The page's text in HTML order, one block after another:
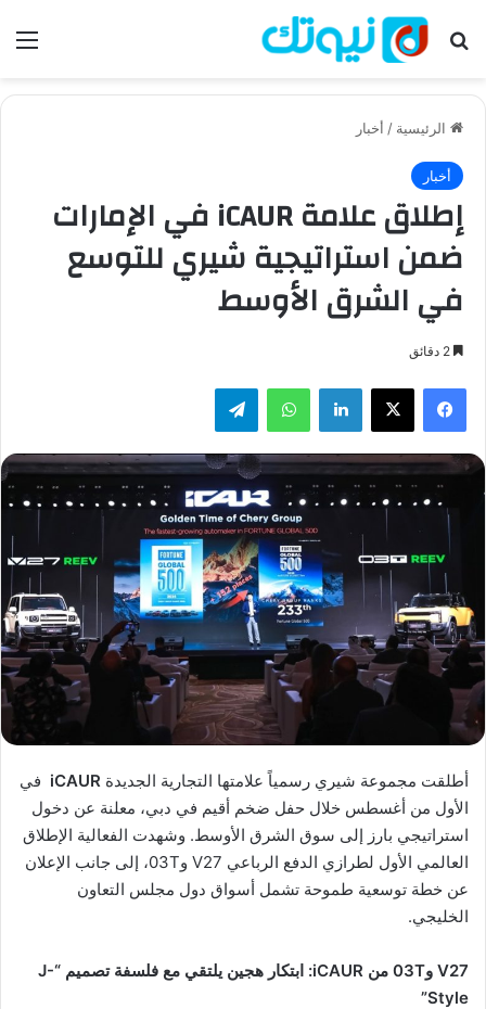
بحث عن
الرئيسية / أخبار
أخبار
إطلاق علامة iCAUR في الإمارات
ضمن استراتيجية شيري للتوسع
في الشرق الأوسط
فيسبوك ‫X لينكدإن واتساب تيلقرام
أطلقت مجموعة شيري رسمياً علامتها التجارية الجديدة iCAUR في
الأول من أغسطس خلال حفل ضخم أقيم في دبي، معلنة عن دخول
استراتيجي بارز إلى سوق الشرق الأوسط. وشهدت الفعالية الإطلاق
العالمي الأول لطرازي الدفع الرباعي V27 و03T، إلى جانب الإعلان
عن خطة توسعية طموحة تشمل أسواق دول مجلس التعاون
الخليجي.
V27 و03T من ابتكار هجين يلتقي مع فلسفة تصميم
“J-
Style”